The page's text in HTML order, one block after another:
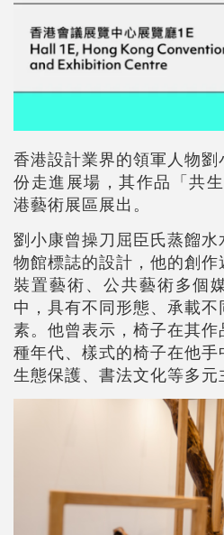
香港設計業界的領軍人物
份走進展場，其作品「共
港藝術展區展出。
劉小康曾操刀屈臣氏蒸餾
物館標誌的設計，他的創作
裝置藝術、公共藝術多個
中，具有不同形態、承載
素。他曾表示，椅子在其
種年代、樣式的椅子在他手
生態保護、書法文化等多元